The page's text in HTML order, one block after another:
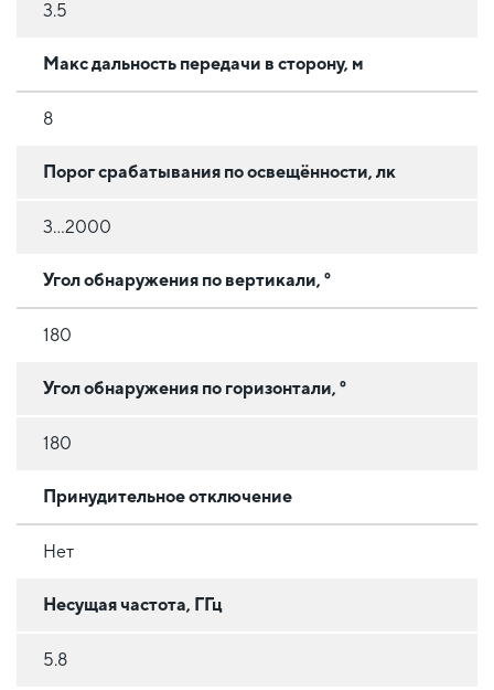
3.5
Макс дальность передачи в сторону, м
8
Порог срабатывания по освещённости, лк
3...2000
Угол обнаружения по вертикали, °
180
Угол обнаружения по горизонтали, °
180
Принудительное отключение
Нет
Несущая частота, ГГц
5.8